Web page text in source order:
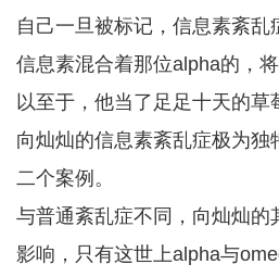
自己一旦被标记，信息素紊乱
信息素混合着那位alpha的，
以至于，他当了足足十天的草
向灿灿的信息素紊乱症极为独
二个案例。
与普通紊乱症不同，向灿灿的
影响，只有这世上alpha与